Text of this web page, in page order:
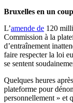
Bruxelles en un
L’amende de 120
Commission à la
d’entraînement
faire respecter la loi
se sentent
Quelques heures
plateforme pour
personnellement » et